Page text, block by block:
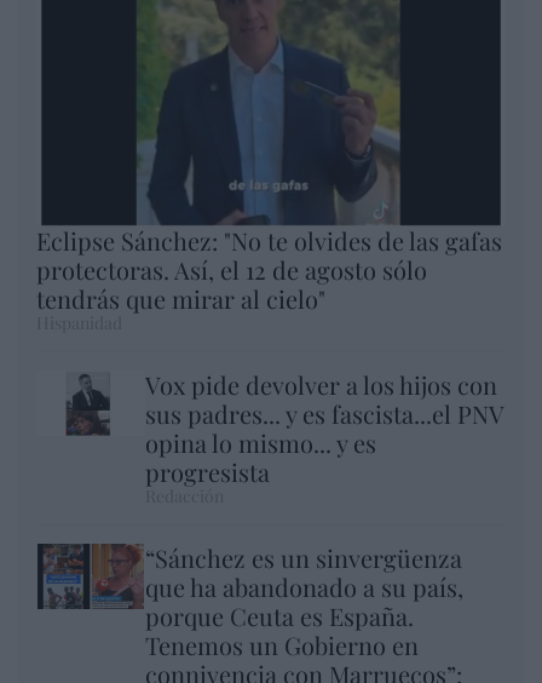
Eclipse Sánchez: "No te olvides de las gafas
protectoras. Así, el 12 de agosto sólo
tendrás que mirar al cielo"
Vox pide devolver a los hijos con
sus padres... y es fascista...el PNV
opina lo mismo... y es
progresista
“Sánchez es un sinvergüenza
que ha abandonado a su país,
porque Ceuta es España.
Tenemos un Gobierno en
connivencia con Marruecos”: